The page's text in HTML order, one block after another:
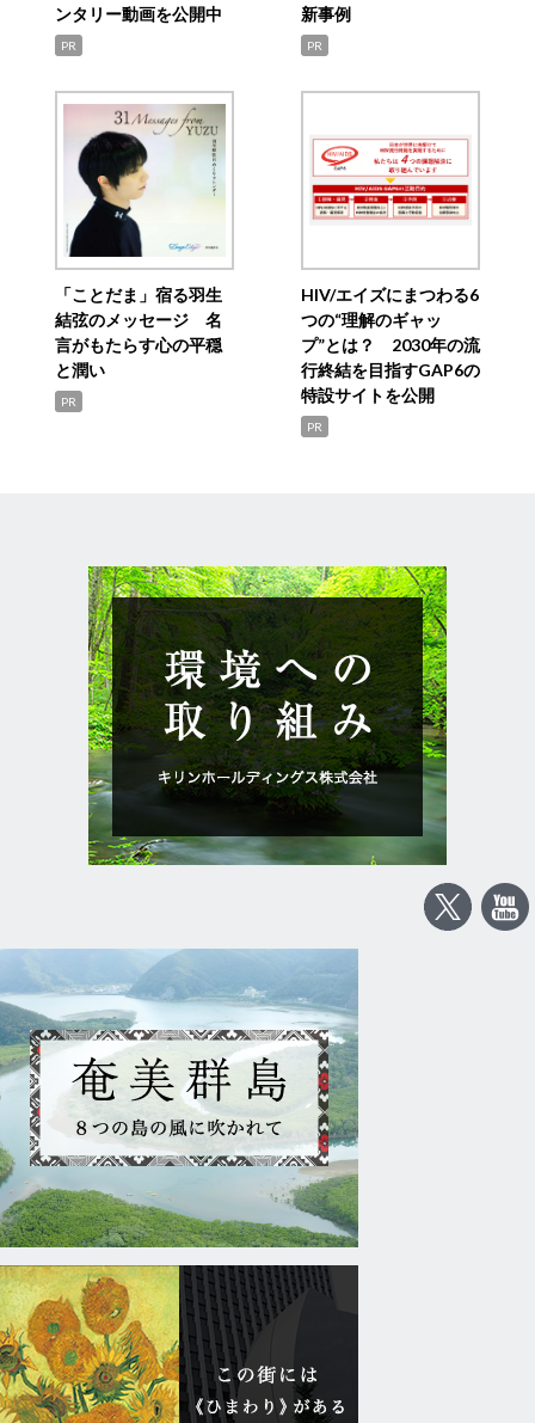
ンタリー動画を公開中
PR
新事例
PR
「ことだま」宿る羽生
結弦のメッセージ 名
言がもたらす心の平穏
と潤い
PR
HIV/エイズにまつわる6
つの“理解のギャッ
プ”とは？ 2030年の流
行終結を目指すGAP6の
特設サイトを公開
PR